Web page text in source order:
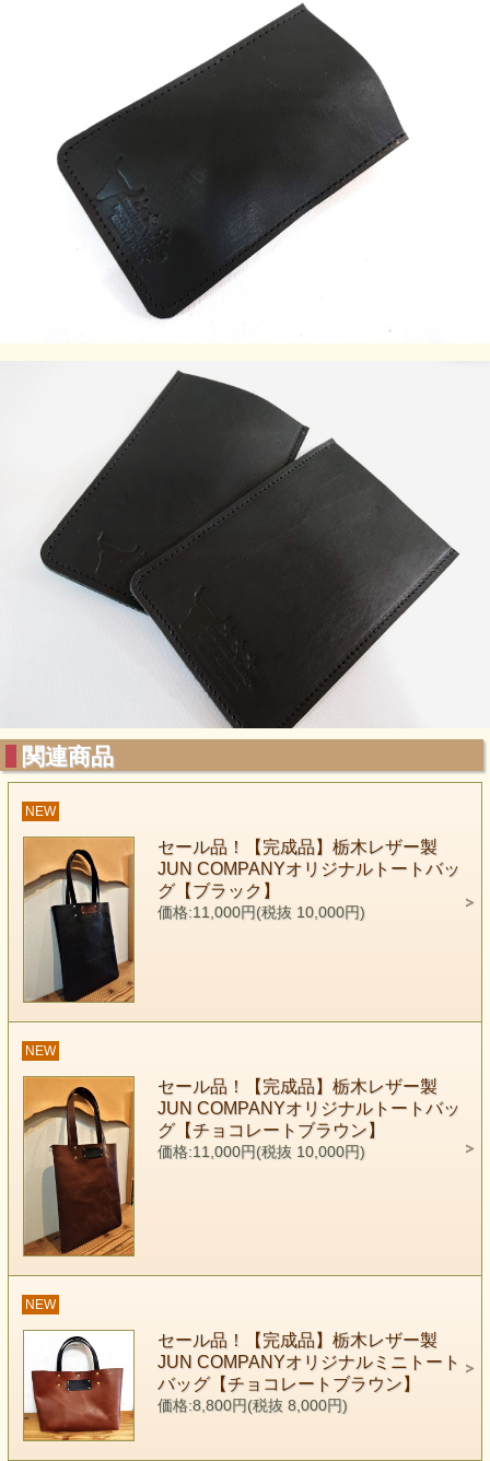
関連商品
NEW
セール品！【完成品】栃木レザー製
JUN COMPANYオリジナルトートバッ
グ【ブラック】
価格:11,000円(税抜 10,000円)
NEW
セール品！【完成品】栃木レザー製
JUN COMPANYオリジナルトートバッ
グ【チョコレートブラウン】
価格:11,000円(税抜 10,000円)
NEW
セール品！【完成品】栃木レザー製
JUN COMPANYオリジナルミニトート
バッグ【チョコレートブラウン】
価格:8,800円(税抜 8,000円)